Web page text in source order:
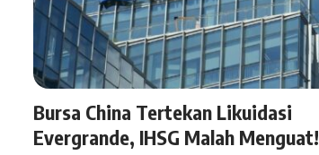
Bursa China Tertekan Likuidasi
Evergrande, IHSG Malah Menguat!